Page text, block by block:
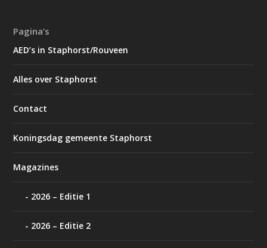
Pagina’s
AED’s in Staphorst/Rouveen
Alles over Staphorst
Contact
Koningsdag gemeente Staphorst
Magazines
2026 – Editie 1
2026 – Editie 2